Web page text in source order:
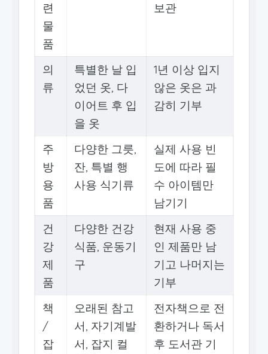
련
물
품
보관
의
류
특별한 날 입
었던 옷, 다
이어트 후 입
을 옷
1년 이상 입지
않은 옷은 과
감히 기부
주
방
용
품
다양한 그릇,
잔, 특별 행
사용 식기류
실제 사용 빈
도에 따라 필
수 아이템만
남기기
건
강
제
품
다양한 건강
식품, 운동기
구
현재 사용 중
인 제품만 남
기고 나머지는
기부
책
/
잡
오래된 참고
서, 자기계발
서, 잡지 컬
전자책으로 전
환하거나 독서
후 도서관 기